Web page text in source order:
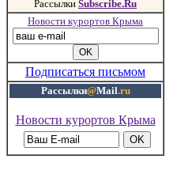
Рассылки Subscribe.Ru
Новости курортов Крыма
Подписаться письмом
Рассылки@Mail.ru
Новости курортов Крыма